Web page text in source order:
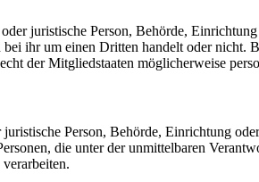
juristische Person, Behörde,
ihr um einen Dritten handelt oder nicht.
der Mitgliedstaaten möglicherweise
Person, Behörde, Einrichtung
die unter der unmittelbaren